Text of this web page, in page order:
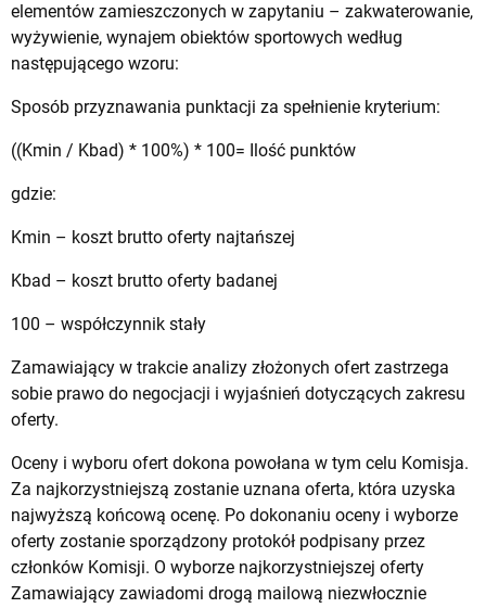
elementów zamieszczonych w zapytaniu – zakwaterowanie,
wyżywienie, wynajem obiektów sportowych według
następującego wzoru:
Sposób przyznawania punktacji za spełnienie kryterium:
((Kmin / Kbad) * 100%) * 100= Ilość punktów
gdzie:
Kmin – koszt brutto oferty najtańszej
Kbad – koszt brutto oferty badanej
100 – współczynnik stały
Zamawiający w trakcie analizy złożonych ofert zastrzega
sobie prawo do negocjacji i wyjaśnień dotyczących zakresu
oferty.
Oceny i wyboru ofert dokona powołana w tym celu Komisja.
Za najkorzystniejszą zostanie uznana oferta, która uzyska
najwyższą końcową ocenę. Po dokonaniu oceny i wyborze
oferty zostanie sporządzony protokół podpisany przez
członków Komisji. O wyborze najkorzystniejszej oferty
Zamawiający zawiadomi drogą mailową niezwłocznie